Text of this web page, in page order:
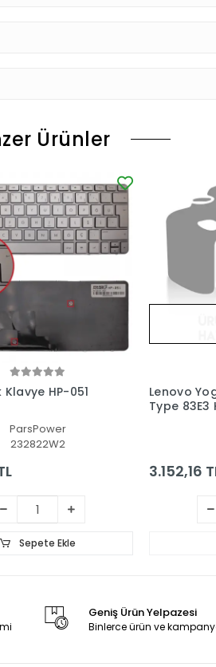
Ürünler
HP-051
ParsPower
232822W2
Sepete Ekle
Lenovo
Type 83E3
3.152,16
Geniş Ürün Yelpazesi
Binlerce ürün ve